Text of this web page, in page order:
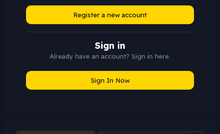
Register a new account
Sign in
Already have an account? Sign in here.
Sign In Now